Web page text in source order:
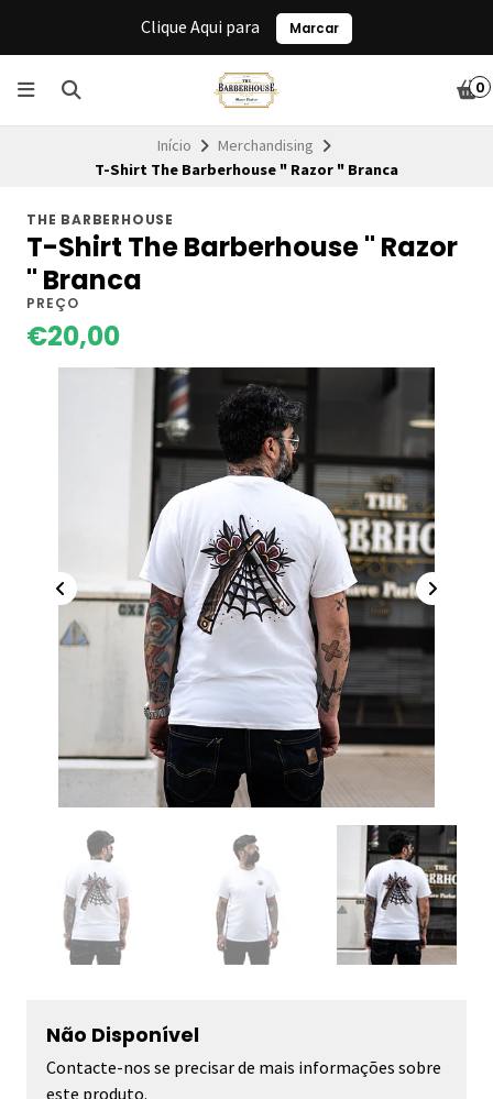
Clique Aqui para Marcar
0
Início
Merchandising
T-Shirt The Barberhouse " Razor " Branca
THE BARBERHOUSE
T-Shirt The Barberhouse " Razor
" Branca
PREÇO
€20,00
Não Disponível
Contacte-nos se precisar de mais informações sobre
este produto.